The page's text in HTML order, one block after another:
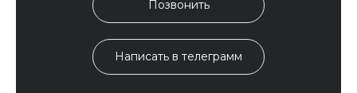
Позвонить
Написать в телеграмм